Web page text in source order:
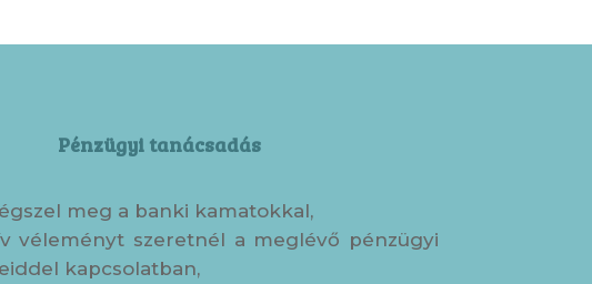
Pénzügyi tanácsadás
meg a banki kamatokkal,
véleményt szeretnél a meglévő pénzügyi
kapcsolatban,